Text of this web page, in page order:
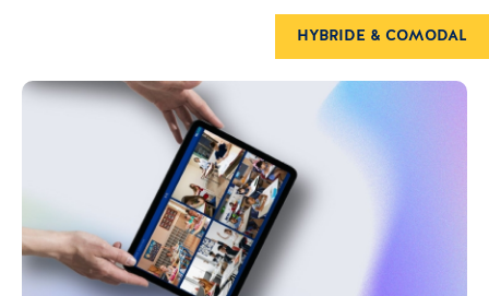
HYBRIDE & COMODAL